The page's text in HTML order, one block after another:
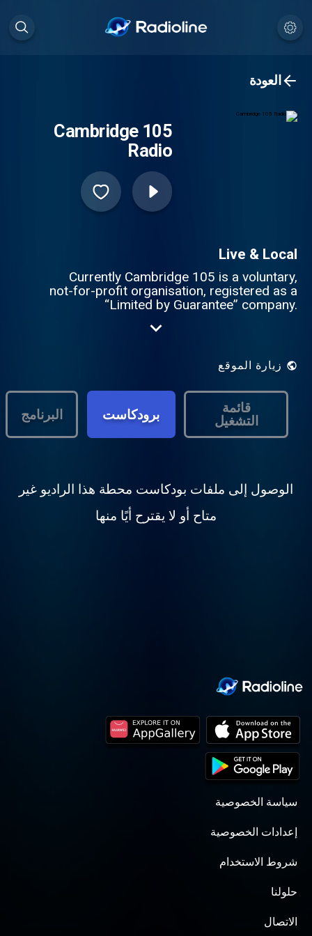
العودة
Cambridge 105
Radio
Live & Local
Currently Cambridge 105 is a voluntary,
not-for-profit organisation, registered as a
“Limited by Guarantee” company.
Project for the city of Cambridge. Listen on
http://www.cambridge105.fm/listen
زيارة الموقع
قائمة
التشغيل
برودكاست البرنامج
الوصول إلى ملفات بودكاست محطة هذا الراديو غير
متاح أو لا يقترح أيًا منها
سياسة الخصوصية
إعدادات الخصوصية
شروط الاستخدام
حلولنا
الاتصال